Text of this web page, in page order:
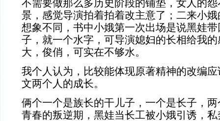
不需要做那么多历史阶段的铺垫，女人的
景，感觉导演拍着拍着改主意了；二来小
想象不同，书中小娥第一次出场是说黑娃
子，就一个水字，可导演媳妇的长相给我
大，俊俏，可实在不够水。
我个人认为，比较能体现原著精神的改编
文两个人的成长。
俩个一个是族长的干儿子，一个是长子，
青春的叛逆期，黑娃当长工被小娥引诱，